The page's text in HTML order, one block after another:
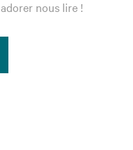
nous lire !